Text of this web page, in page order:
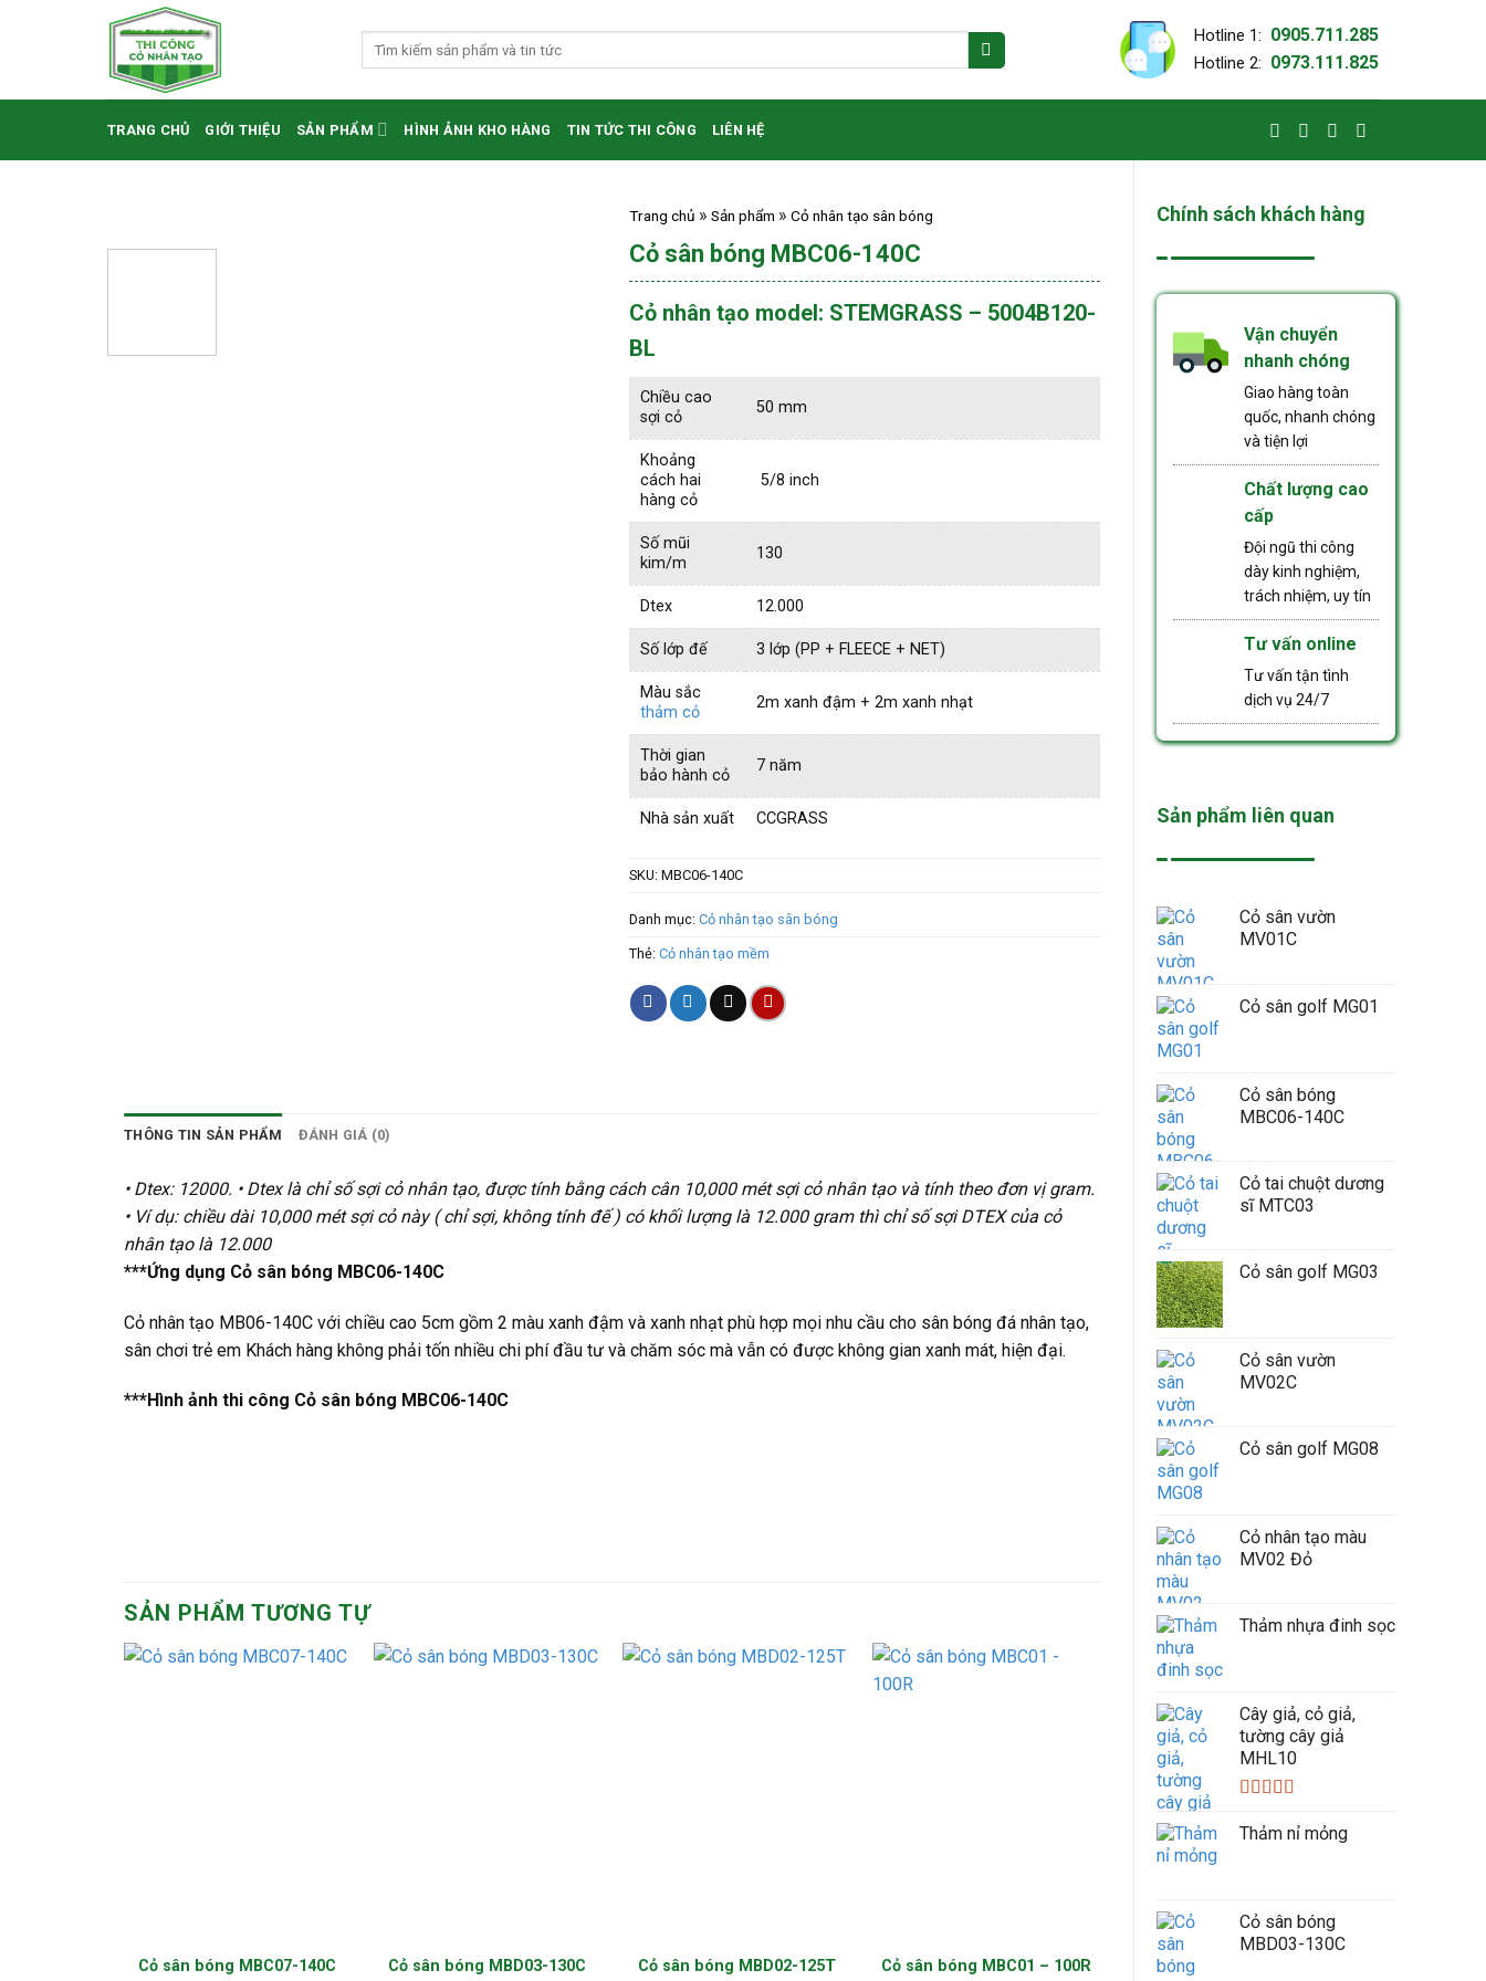
Hotline 1: 0905.711.285
Hotline 2: 0973.111.825
TRANG CHỦ GIỚI THIỆU SẢN PHẨM HÌNH ẢNH KHO HÀNG TIN TỨC THI CÔNG LIÊN HỆ
Chính sách khách hàng
Vận chuyển
nhanh chóng
Giao hàng toàn
quốc, nhanh chóng
và tiện lợi
Chất lượng cao
cấp
Đội ngũ thi công
dày kinh nghiệm,
trách nhiệm, uy tín
Tư vấn online
Tư vấn tận tình
dịch vụ 24/7
Sản phẩm liên quan
Cỏ sân vườn
MV01C
Cỏ sân golf MG01
Cỏ sân bóng
MBC06-140C
Cỏ tai chuột dương
sĩ MTC03
Cỏ sân golf MG03
Cỏ sân vườn
MV02C
Cỏ sân golf MG08
Cỏ nhân tạo màu
MV02 Đỏ
Thảm nhựa đinh sọc
Cây giả, cỏ giả,
tường cây giả
MHL10
hạng5.005
Thảm nỉ mỏng
Cỏ sân bóng
MBD03-130C
Trang chủ Sản phẩm Cỏ nhân tạo sân bóng
Cỏ sân bóng MBC06-140C
Cỏ nhân tạo model: STEMGRASS – 5004B120-
BL
Chiều cao
sợi cỏ
50 mm
Khoảng
cách hai
hàng cỏ
5/8 inch
Số mũi
kim/m
130
Dtex 12.000
Số lớp đế 3 lớp (PP + FLEECE + NET)
Màu sắc
thảm cỏ
2m xanh đậm + 2m xanh nhạt
Thời gian
bảo hành cỏ
7 năm
Nhà sản xuất CCGRASS
SKU: MBC06-140C
Danh mục: Cỏ nhân tạo sân bóng
Thẻ: Cỏ nhân tạo mềm
THÔNG TIN SẢN PHẨM ĐÁNH GIÁ (0)
• Dtex: 12000. • Dtex là chỉ số sợi cỏ nhân tạo, được tính bằng cách cân 10,000 mét sợi cỏ nhân tạo và tính theo đơn vị gram.
• Ví dụ: chiều dài 10,000 mét sợi cỏ này ( chỉ sợi, không tính đế ) có khối lượng là 12.000 gram thì chỉ số sợi DTEX của cỏ
nhân tạo là 12.000
***Ứng dụng Cỏ sân bóng MBC06-140C
Cỏ nhân tạo MB06-140C với chiều cao 5cm gồm 2 màu xanh đậm và xanh nhạt phù hợp mọi nhu cầu cho sân bóng đá nhân tạo,
sân chơi trẻ em Khách hàng không phải tốn nhiều chi phí đầu tư và chăm sóc mà vẫn có được không gian xanh mát, hiện đại.
***Hình ảnh thi công Cỏ sân bóng MBC06-140C
SẢN PHẨM TƯƠNG TỰ
Cỏ sân bóng MBC07-140C Cỏ sân bóng MBD03-130C Cỏ sân bóng MBD02-125T Cỏ sân bóng MBC01 – 100R Cỏ sân bóng MBC05-125T